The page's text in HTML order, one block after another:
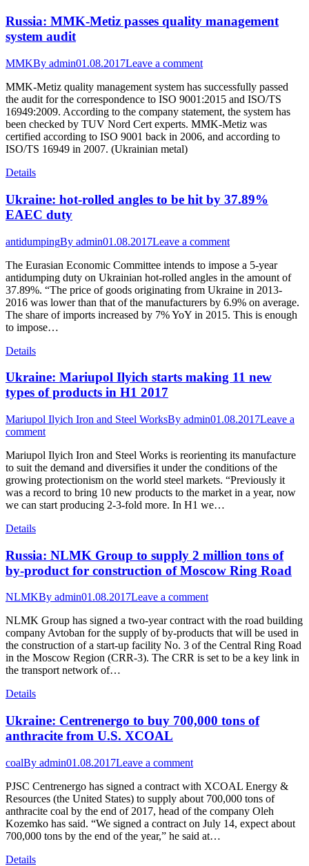
Russia: MMK-Metiz passes quality management
system audit
MMKBy admin01.08.2017Leave a comment
MMK-Metiz quality management system has successfully passed
the audit for the correspondence to ISO 9001:2015 and ISO/TS
16949:2009. According to the company statement, the system has
been checked by TUV Nord Cert experts. MMK-Metiz was
certified according to ISO 9001 back in 2006, and according to
ISO/TS 16949 in 2007. (Ukrainian metal)
Details
Ukraine: hot-rolled angles to be hit by 37.89%
EAEC duty
antidumpingBy admin01.08.2017Leave a comment
The Eurasian Economic Committee intends to impose a 5-year
antidumping duty on Ukrainian hot-rolled angles in the amount of
37.89%. “The price of goods originating from Ukraine in 2013-
2016 was lower than that of the manufacturers by 6.9% on average.
The share of imports increased by 7% YoY in 2015. This is enough
to impose…
Details
Ukraine: Mariupol Ilyich starts making 11 new
types of products in H1 2017
Mariupol Ilyich Iron and Steel WorksBy admin01.08.2017Leave a
comment
Mariupol Ilyich Iron and Steel Works is reorienting its manufacture
to suit the demand and diversifies it under the conditions of the
growing protectionism on the world steel markets. “Previously it
was a record to bring 10 new products to the market in a year, now
we can start producing 2-3-fold more. In H1 we…
Details
Russia: NLMK Group to supply 2 million tons of
by-product for construction of Moscow Ring Road
NLMKBy admin01.08.2017Leave a comment
NLMK Group has signed a two-year contract with the road building
company Avtoban for the supply of by-products that will be used in
the construction of a start-up facility No. 3 of the Central Ring Road
in the Moscow Region (CRR-3). The CRR is set to be a key link in
the transport network of…
Details
Ukraine: Centrenergo to buy 700,000 tons of
anthracite from U.S. XCOAL
coalBy admin01.08.2017Leave a comment
PJSC Centrenergo has signed a contract with XCOAL Energy &
Resources (the United States) to supply about 700,000 tons of
anthracite coal by the end of 2017, head of the company Oleh
Kozemko has said. “We signed a contract on July 14, expect about
700,000 tons by the end of the year,” he said at…
Details